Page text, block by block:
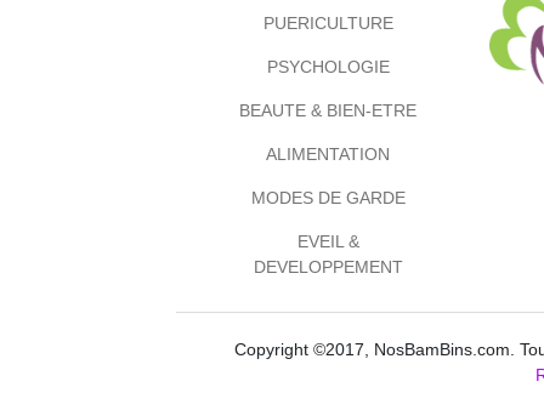
PUERICULTURE
PSYCHOLOGIE
BEAUTE & BIEN-ETRE
ALIMENTATION
MODES DE GARDE
EVEIL &
DEVELOPPEMENT
Copyright ©2017, NosBamBins.com.